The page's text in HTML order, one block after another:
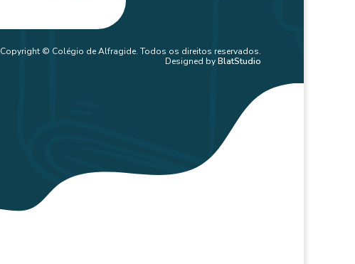
Copyright © Colégio de Alfragide. Todos os direitos reservados.
Designed byBlatStudio